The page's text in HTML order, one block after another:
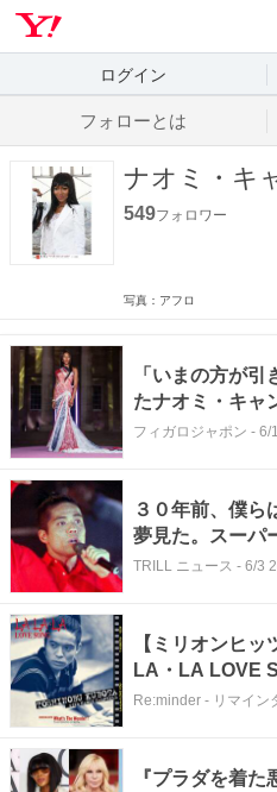
ログイン
フォローとは
ナオミ・キ
549フォロワー
写真：アフロ
「いまの方が
たナオミ・キャ
とは？
フィガロジャポン - 6/
３０年前、僕ら
夢見た。スーパ
最高にエモい初
TRILL ニュース - 6/3
【ミリオンヒ
LA・LA LOVE
ーマ
Re:minder - リマイン
『プラダを着た